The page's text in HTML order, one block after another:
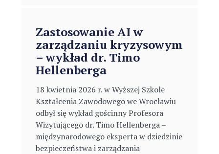
Zastosowanie AI w
zarządzaniu kryzysowym
– wykład dr. Timo
Hellenberga
18 kwietnia 2026 r. w Wyższej Szkole
Kształcenia Zawodowego we Wrocławiu
odbył się wykład gościnny Profesora
Wizytującego dr. Timo Hellenberga –
międzynarodowego eksperta w dziedzinie
bezpieczeństwa i zarządzania